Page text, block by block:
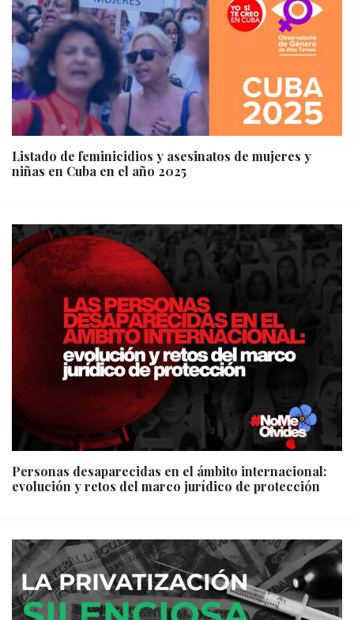
Listado de feminicidios y asesinatos de mujeres y
niñas en Cuba en el año 2025
Personas desaparecidas en el ámbito internacional:
evolución y retos del marco jurídico de protección